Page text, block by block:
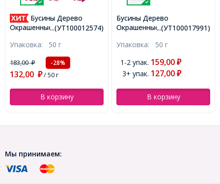
...(УТ100017991)
Бусины Дерево
Окрашенные, Круглые,
5мм, Отв-тие: 2мм, ок.
680шт/50г, (УТ100017991)
Упаковка:50 г
1-2 упак. 159,00
3+ упак. 127,00
В корзину
Бусины Дерево
Окрашенные, Круглые,
8x7мм, Отв-тие: 3мм, ок.
Упаковка:50 г
1-2 упак. 132,00
3+ упак. 105,00
В корзину
Мы принимаем: